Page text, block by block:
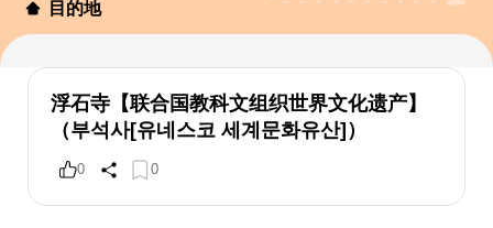
目的地
浮石寺【联合国教科文组织世界文化遗产】
（부석사[유네스코 세계문화유산]）
0 0